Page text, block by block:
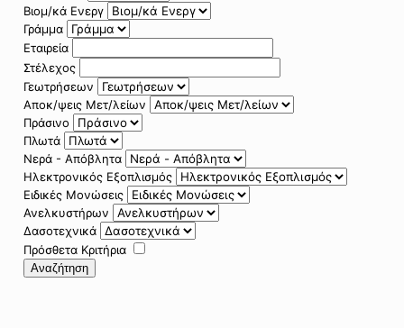
Βιομ/κά Ενεργ
Γράμμα
Εταιρεία
Στέλεχος
Γεωτρήσεων
Αποκ/ψεις Μετ/λείων
Πράσινο
Πλωτά
Νερά - Απόβλητα
Ηλεκτρονικός Εξοπλισμός
Ειδικές Μονώσεις
Ανελκυστήρων
Δασοτεχνικά
Πρόσθετα Κριτήρια
Αναζήτηση